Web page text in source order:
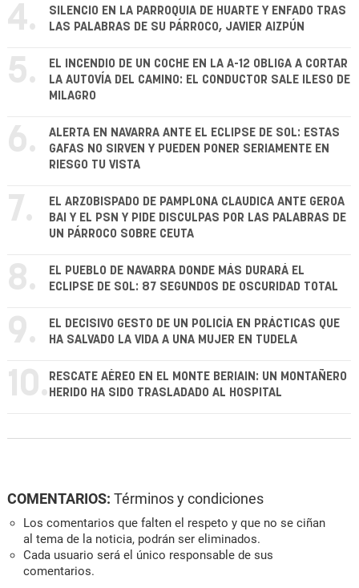
4.
SILENCIO EN LA PARROQUIA DE HUARTE Y ENFADO TRAS
LAS PALABRAS DE SU PÁRROCO, JAVIER AIZPÚN
5.
EL INCENDIO DE UN COCHE EN LA A-12 OBLIGA A CORTAR
LA AUTOVÍA DEL CAMINO: EL CONDUCTOR SALE ILESO DE
MILAGRO
6.
ALERTA EN NAVARRA ANTE EL ECLIPSE DE SOL: ESTAS
GAFAS NO SIRVEN Y PUEDEN PONER SERIAMENTE EN
RIESGO TU VISTA
7.
EL ARZOBISPADO DE PAMPLONA CLAUDICA ANTE GEROA
BAI Y EL PSN Y PIDE DISCULPAS POR LAS PALABRAS DE
UN PÁRROCO SOBRE CEUTA
8.
EL PUEBLO DE NAVARRA DONDE MÁS DURARÁ EL
ECLIPSE DE SOL: 87 SEGUNDOS DE OSCURIDAD TOTAL
9.
EL DECISIVO GESTO DE UN POLICÍA EN PRÁCTICAS QUE
HA SALVADO LA VIDA A UNA MUJER EN TUDELA
10. RESCATE AÉREO EN EL MONTE BERIAIN: UN MONTAÑERO
HERIDO HA SIDO TRASLADADO AL HOSPITAL
COMENTARIOS: Términos y condiciones
Los comentarios que falten el respeto y que no se ciñan
al tema de la noticia, podrán ser eliminados.
Cada usuario será el único responsable de sus
comentarios.